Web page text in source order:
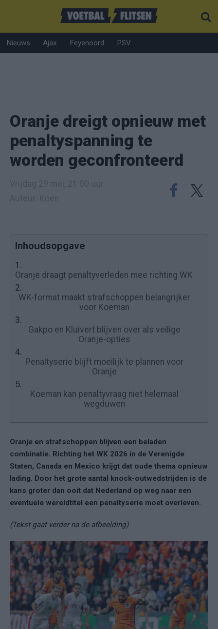
Nieuws Ajax Feyenoord PSV
Oranje dreigt opnieuw met
penaltyspanning te
worden geconfronteerd
Inhoudsopgave
1.
Oranje draagt penaltyverleden mee richting WK
2.
WK-format maakt strafschoppen belangrijker
voor Koeman
3.
Gakpo en Kluivert blijven over als veilige
Oranje-opties
4.
Penaltyserie blijft moeilijk te plannen voor
Oranje
5.
Koeman kan penaltyvraag niet helemaal
wegduwen
Oranje en strafschoppen blijven een beladen
combinatie. Richting het WK 2026 in de Verenigde
Staten, Canada en Mexico krijgt dat oude thema opnieuw
lading. Door het grote aantal knock-outwedstrijden is de
kans groter dan ooit dat Nederland op weg naar een
eventuele wereldtitel een penaltyserie moet overleven.
(Tekst gaat verder na de afbeelding)